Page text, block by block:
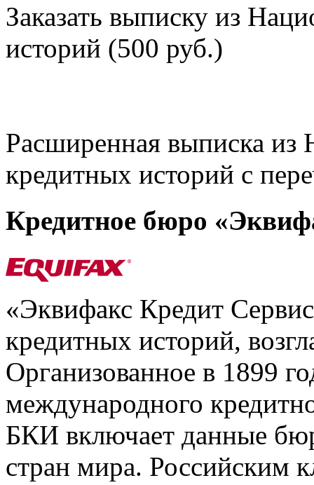
Заказать выписку из
историй (500 руб.)
Расширенная выписка из
кредитных историй с
Кредитное бюро
«Эквифакс Кредит
кредитных историй,
Организованное в 1899
международного
БКИ включает данные
стран мира. Российским